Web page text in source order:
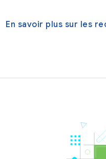
En savoir plus sur les